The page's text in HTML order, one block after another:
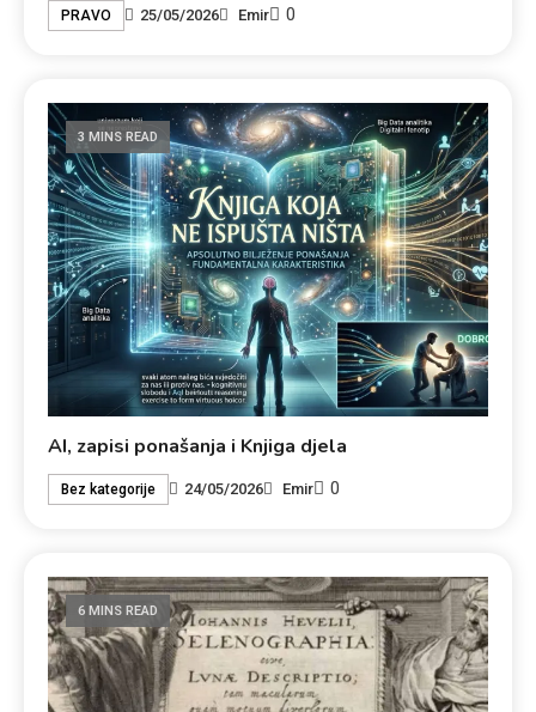
PRAVO 25/05/2026 Emir 0
3 MINS READ
AI, zapisi ponašanja i Knjiga djela
Bez kategorije 24/05/2026 Emir 0
6 MINS READ